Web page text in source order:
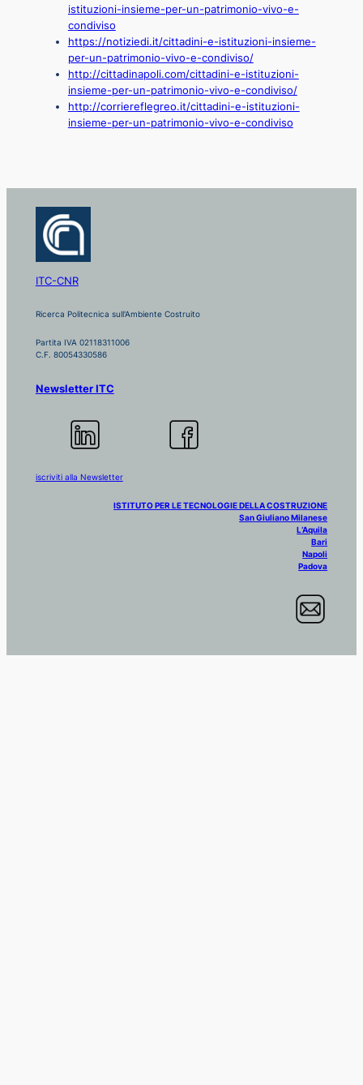
istituzioni-insieme-per-un-patrimonio-vivo-e-
condiviso
https://notiziedi.it/cittadini-e-istituzioni-insieme-
per-un-patrimonio-vivo-e-condiviso/
http://cittadinapoli.com/cittadini-e-istituzioni-
insieme-per-un-patrimonio-vivo-e-condiviso/
http://corriereflegreo.it/cittadini-e-istituzioni-
insieme-per-un-patrimonio-vivo-e-condiviso
ITC-CNR
Ricerca Politecnica sull'Ambiente Costruito
Partita IVA 02118311006
C.F. 80054330586
Newsletter ITC
iscriviti alla Newsletter
ISTITUTO PER LE TECNOLOGIE DELLA COSTRUZIONE
San Giuliano Milanese
L’Aquila
Bari
Napoli
Padova